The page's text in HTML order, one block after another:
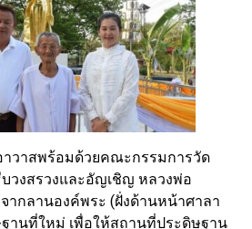
าวาสพร้อมด้วยคณะกรรมการวัด
วงสรวงและอัญเชิญ หลวงพ่อ
ากลานองค์พระ (ฝั่งด้านหน้าศาลา
านที่ใหม่ เพื่อให้สถานที่ประดิษฐาน